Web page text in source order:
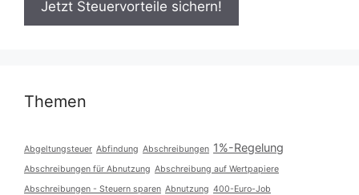
Themen
Abgeltungsteuer Abfindung Abschreibungen 1%-Regelung
Abschreibungen für Abnutzung Abschreibung auf Wertpapiere
Abschreibungen - Steuern sparen Abnutzung 400-Euro-Job